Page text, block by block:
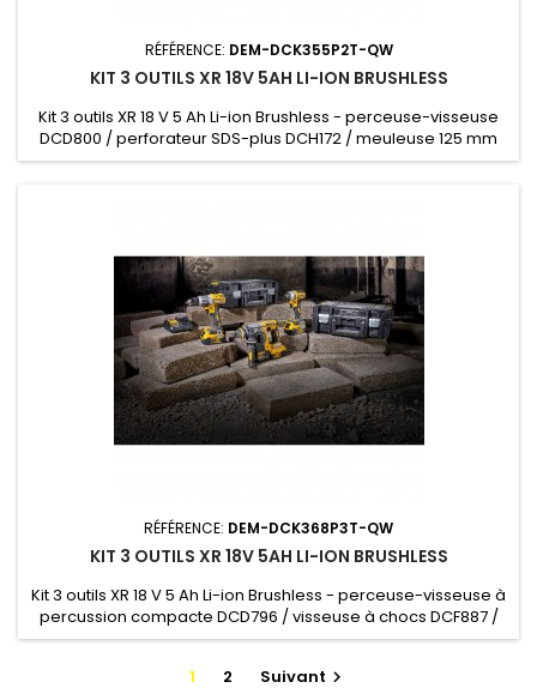
RÉFÉRENCE: DEM-DCK355P2T-QW
KIT 3 OUTILS XR 18V 5AH LI-ION BRUSHLESS
Kit 3 outils XR 18 V 5 Ah Li-ion Brushless - perceuse-visseuse
DCD800 / perforateur SDS-plus DCH172 / meuleuse 125 mm
DCG405 / 2 batteries DCB184 / chargeur / Coffret TSTAK - 2
RÉFÉRENCE: DEM-DCK368P3T-QW
KIT 3 OUTILS XR 18V 5AH LI-ION BRUSHLESS
Kit 3 outils XR 18 V 5 Ah Li-ion Brushless - perceuse-visseuse à
percussion compacte DCD796 / visseuse à chocs DCF887 /
perforateur SDS-plus DCH273 - 3 batteries, chargeur, 2
1 2 Suivant 